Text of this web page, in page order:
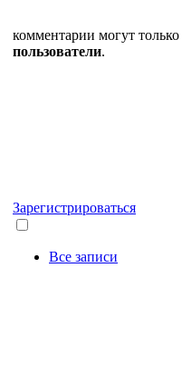
комментарии могут только
пользователи.
Зарегистрироваться
Все записи